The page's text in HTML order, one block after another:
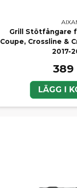
Grill Stötfångare
Coupe, Crossline &
2017-
LÄGG I